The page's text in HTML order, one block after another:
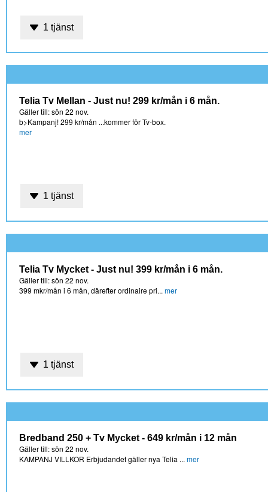
1 tjänst
Telia Tv Mellan - Just nu! 299 kr/mån i 6 mån.
Gäller till: sön 22 nov.
b>Kampanj! 299 kr/mån ...kommer för Tv-box.
mer
1 tjänst
Telia Tv Mycket - Just nu! 399 kr/mån i 6 mån.
Gäller till: sön 22 nov.
399 mkr/mån i 6 mån, därefter ordinaire pri... mer
1 tjänst
Bredband 250 + Tv Mycket - 649 kr/mån i 12 mån
Gäller till: sön 22 nov.
KAMPANJ VILLKOR Erbjudandet gäller nya Telia ... mer